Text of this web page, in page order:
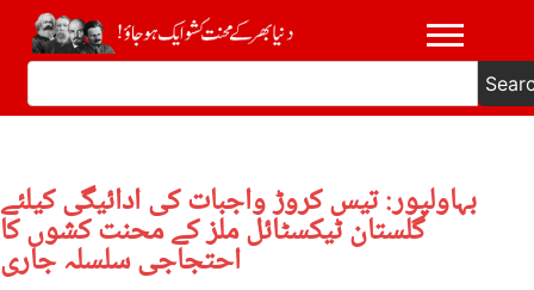
بہاولپور: تیس کروڑ واجبات کی ادائیگی کیلئے
گلستان ٹیکسٹائل ملز کے محنت کشوں کا
احتجاجی سلسلہ جاری